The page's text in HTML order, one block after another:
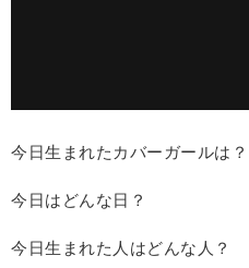
今日生まれたカバーガールは？
今日はどんな日？
今日生まれた人はどんな人？